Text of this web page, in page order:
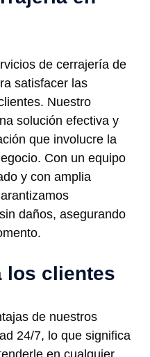
de cerrajería de
satisfacer las
Nuestro
solución efectiva y
que involucre la
Con un equipo
y con amplia
daños, asegurando
los clientes
de nuestros
24/7, lo que significa
en cualquier